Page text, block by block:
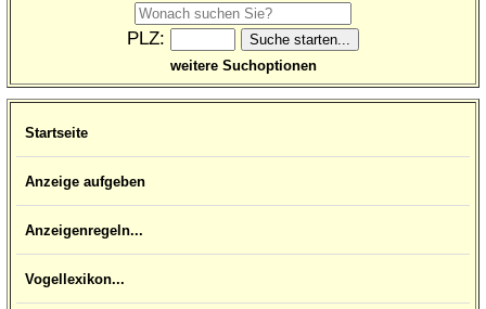
PLZ:
weitere Suchoptionen
Startseite
Anzeige aufgeben
Anzeigenregeln...
Vogellexikon...